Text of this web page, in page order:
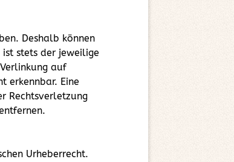
Deshalb können
stets der jeweilige
auf
erkennbar. Eine
Rechtsverletzung
Urheberrecht.